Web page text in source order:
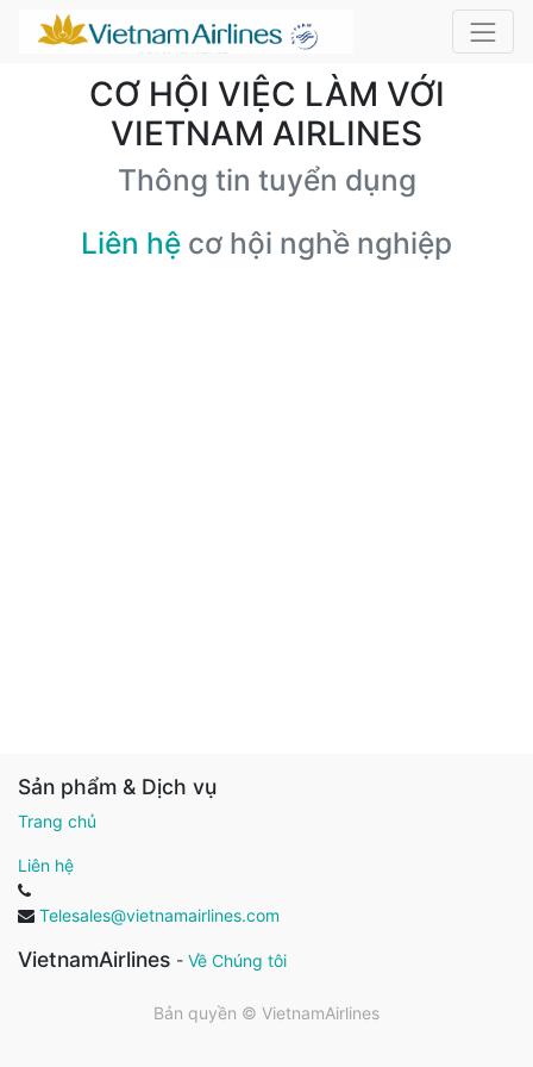
CƠ HỘI VIỆC LÀM VỚI
VIETNAM AIRLINES
Thông tin tuyển dụng
Liên hệ cơ hội nghề nghiệp
Sản phẩm & Dịch vụ
Trang chủ
Liên hệ
Telesales@vietnamairlines.com
VietnamAirlines - Về Chúng tôi
Bản quyền © VietnamAirlines